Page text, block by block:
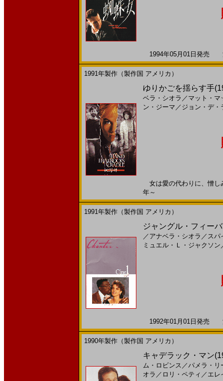
1994年05月01日発売
1991年製作（製作国 アメリカ）
ゆりかごを揺らす手
ベラ・シオラ ／ マット・マ
ン・ジーマ ／ ジョン・デ・
女は愛の代わりに、憎
年～
1991年製作（製作国 アメリカ）
ジャングル・フィー
／ アナベラ・シオラ ／ スパ
ミュエル・Ｌ・ジャクソン
1992年01月01日発売
1990年製作（製作国 アメリカ）
キャデラック・マン
ム・ロビンス ／パメラ・リ
オラ ／ ロリ・ペティ ／ エレ